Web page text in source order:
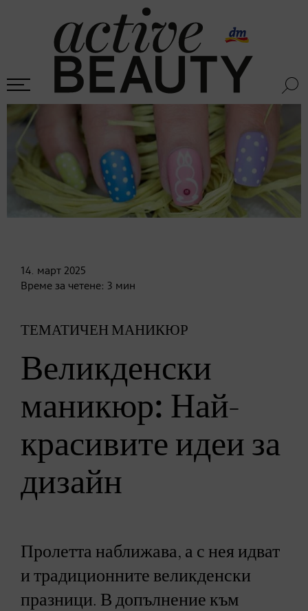
14. март 2025
Време за четене: 3 мин
ТЕМАТИЧЕН МАНИКЮР
Великденски
маникюр: Най-
красивите идеи за
дизайн
Пролетта наближава, а с нея идват
и традиционните великденски
празници. В допълнение към